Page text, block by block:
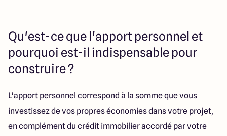
Qu'est-ce que l'apport personnel et
pourquoi est-il indispensable pour
construire ?
L'apport personnel correspond à la somme que vous
investissez de vos propres économies dans votre projet,
en complément du crédit immobilier accordé par votre